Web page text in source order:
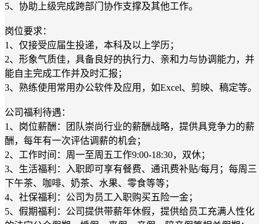
5、协助上级完成跨部门协作支撑及其他工作。
岗位要求：
1、仅接受应届生投递，本科及以上学历；
2、形象气质佳，具备良好的执行力、亲和力与协调能力，并
能自主完成工作并及时汇报；
3、熟练使用常用办公软件及应用，如Excel、剪映、稿定等。
公司福利待遇：
1、岗位薪酬：团队崇尚行业的薪酬战略，提供具竞争力的薪
酬，每年有一次评估调薪的机会；
2、工作时间：周一至周五工作9:00-18:30，双休；
3、生活福利：入职即可享有餐费、通讯费补贴/每月；每周三
下午茶、咖啡、奶茶、水果、零食等等；
4、社保福利：公司为员工入职购买五险一金；
5、假期福利：公司提供带薪年休假，提供给员工充满人性化